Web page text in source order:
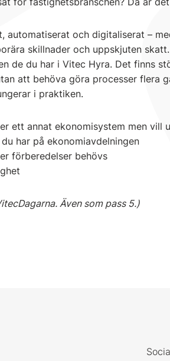
automatiserat och digitaliserat –
skillnader och uppskjuten
de du har i Vitec Hyra. Det finns
att behöva göra processer flera
i praktiken.
ett annat ekonomisystem men vill
har på ekonomiavdelningen
förberedelser behövs
Även som pass 5.)